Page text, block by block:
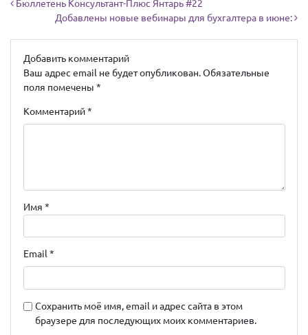
Навигация по записям
Бюллетень Консультант-Плюс Янтарь #22
Добавлены новые вебинары для бухгалтера в июне:
Добавить комментарий
Ваш адрес email не будет опубликован. Обязательные
поля помечены *
Комментарий*
Имя *
Email*
Сохранить моё имя, email и адрес сайта в этом
браузере для последующих моих комментариев.